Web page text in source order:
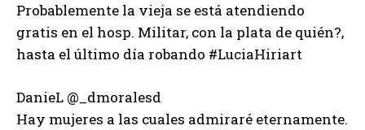
Probablemente la vieja se está atendiendo
gratis en el hosp. Militar, con la plata de quién?,
hasta el último día robando #LuciaHiriart
DanieL ‏@_dmoralesd
Hay mujeres a las cuales admiraré eternamente.